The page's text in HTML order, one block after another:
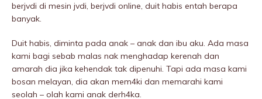
berjvdi di mesin jvdi, berjvdi online, duit habis entah berapa
banyak.
Duit habis, diminta pada anak – anak dan ibu aku. Ada masa
kami bagi sebab malas nak menghadap kerenah dan
amarah dia jika kehendak tak dipenuhi. Tapi ada masa kami
bosan melayan, dia akan mem4ki dan memarahi kami
seolah – olah kami anak derh4ka.